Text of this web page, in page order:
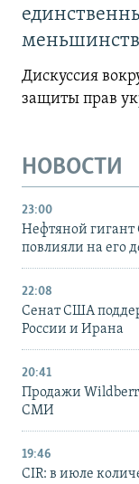
Дискуссия
защиты прав
НОВОСТИ
23:00
Нефтяной гигант
повлияли на его
22:08
Сенат США
России и Ирана
20:41
Продажи
СМИ
19:46
CIR: в июле